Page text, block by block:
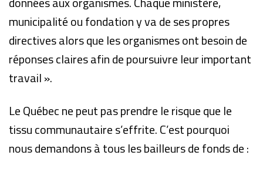
municipalité ou fondation y va de ses propres
directives alors que les organismes ont besoin de
réponses claires afin de poursuivre leur important
travail ».
Le Québec ne peut pas prendre le risque que le
tissu communautaire s’effrite. C’est pourquoi
nous demandons à tous les bailleurs de fonds de :